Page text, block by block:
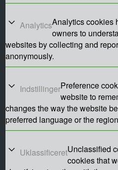
AnalyticsAnalytics cookies
owners to
websites by collecting and
anonymously.
IndstillingerPreference
website to
changes the way the website
preferred language or the
UklassificeretUnclassified
cookies that